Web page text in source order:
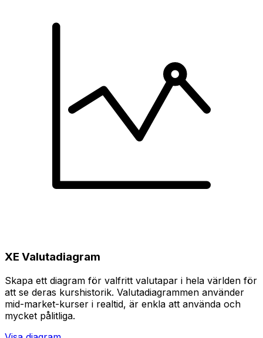
XE Valutadiagram
Skapa ett diagram för valfritt valutapar i hela världen för
att se deras kurshistorik. Valutadiagrammen använder
mid-market-kurser i realtid, är enkla att använda och
mycket pålitliga.